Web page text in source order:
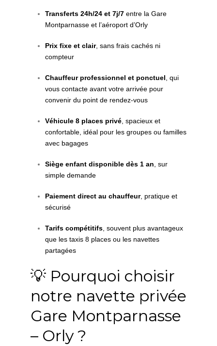
Transferts 24h/24 et 7j/7 entre la Gare
Montparnasse et l’aéroport d’Orly
Prix fixe et clair, sans frais cachés ni
compteur
Chauffeur professionnel et ponctuel , qui
vous contacte avant votre arrivée pour
convenir du point de rendez-vous
Véhicule 8 places privé , spacieux et
confortable, idéal pour les groupes ou familles
avec bagages
Siège enfant disponible dès 1 an , sur
simple demande
Paiement direct au chauffeur, pratique et
sécurisé
Tarifs compétitifs , souvent plus avantageux
que les taxis 8 places ou les navettes
partagées
💡 Pourquoi choisir
notre navette privée
Gare Montparnasse
– Orly ?